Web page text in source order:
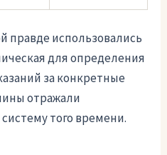
правде использовались
для определения
за конкретные
отражали
того времени.